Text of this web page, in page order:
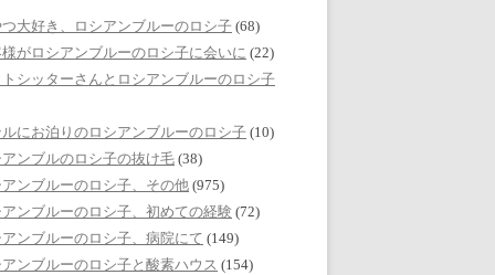
大好き、ロシアンブルーのロシ子 (68)
がロシアンブルーのロシ子に会いに (22)
シッターさんとロシアンブルーのロシ子
にお泊りのロシアンブルーのロシ子 (10)
ンブルのロシ子の抜け毛 (38)
ンブルーのロシ子、その他 (975)
ンブルーのロシ子、初めての経験 (72)
ンブルーのロシ子、病院にて (149)
ンブルーのロシ子と酸素ハウス (154)